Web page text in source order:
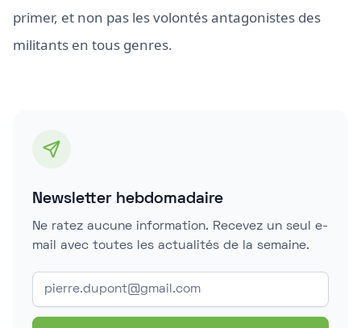
primer, et non pas les volontés antagonistes des
militants en tous genres.
Newsletter hebdomadaire
Ne ratez aucune information. Recevez un seul e-
mail avec toutes les actualités de la semaine.